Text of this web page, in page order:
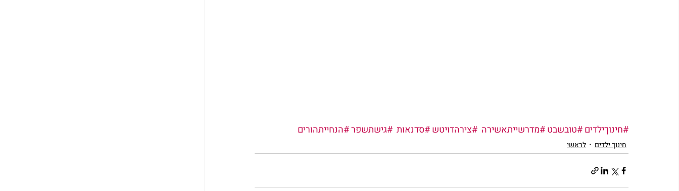
#חינוךילדים#טובשבט#מדרשייתאשירה #צירהדויטש#סדנאות #גישתשפר#הנחייתהורים
חינוך ילדים לראשי